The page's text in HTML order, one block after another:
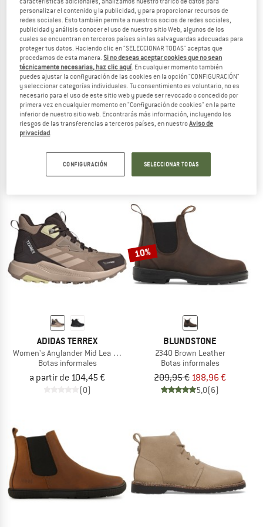
TO THE SALE
GRAND STEP SHOES
Kim Barefoot Suede
a partir de 159,95 €
5,0(2)
hasta un 30%
DOLOMITE
199,95 €a partir de 139,97 €
4,4(9)
ADIDAS TERREX
Women's Anylander Mid Lea ClimaProof
Botas informales
a partir de 104,45 €
(0)
10%
BLUNDSTONE
2340 Brown Leather
Botas informales
209,95 € 188,96 €
5,0(6)
personalizar el contenido y la publicidad, y para proporcionar recursos de
redes sociales. Esto también permite a nuestros socios de redes sociales,
publicidad y análisis conocer el uso de nuestro sitio Web, algunos de los
cuales se encuentran en terceros países sin las salvaguardas adecuadas para
proteger tus datos. Haciendo clic en "SELECCIONAR TODAS" aceptas que
procedamos de esta manera.Si no deseas aceptar cookies que no sean
técnicamente necesarias, haz clic aquí. En cualquier momento también
puedes ajustar la configuración de las cookies en la opción "CONFIGURACIÓN"
y seleccionar categorías individuales. Tu consentimiento es voluntario, no es
necesario para el uso de este sitio web y puede ser revocado o concedido por
primera vez en cualquier momento en "Configuración de cookies" en la parte
inferior de nuestro sitio web. Encontrarás más información, incluyendo los
riesgos de las transferencias a terceros países, en nuestroAviso de
privacidad.
CONFIGURACIÓN SELECCIONAR TODAS